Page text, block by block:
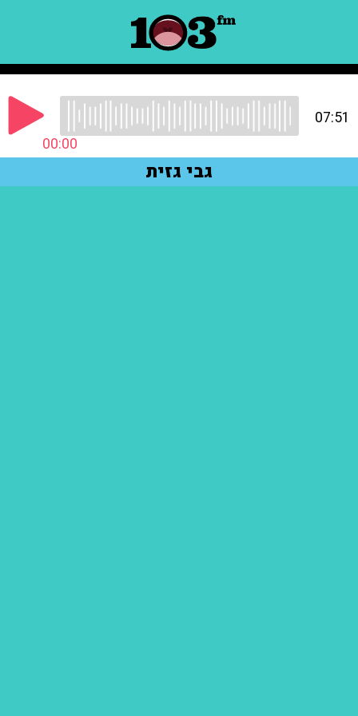
00:00
07:51
גבי גזית